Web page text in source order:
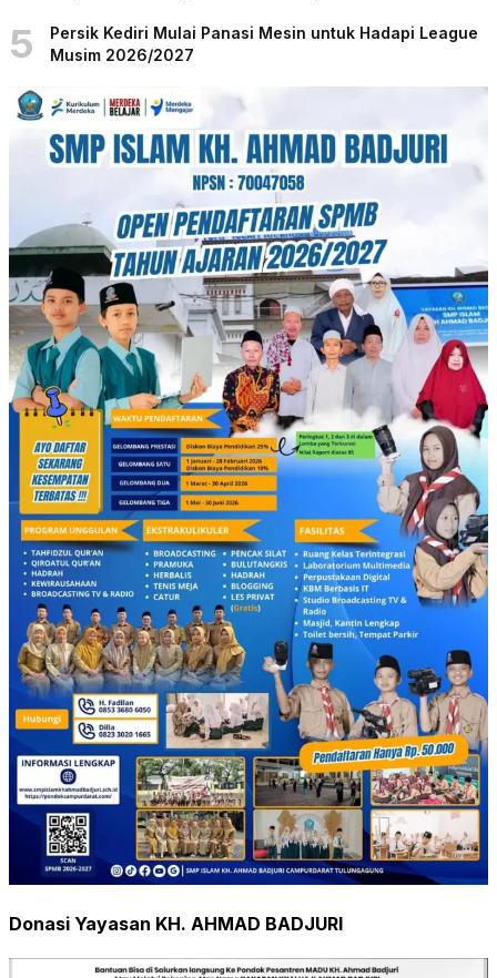
5
Persik Kediri Mulai Panasi Mesin untuk Hadapi League
Musim 2026/2027
Donasi Yayasan KH. AHMAD BADJURI